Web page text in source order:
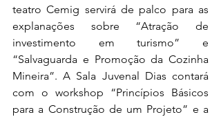
teatro Cemig servirá de palco para as
explanações sobre “Atração de
investimento em turismo” e
“Salvaguarda e Promoção da Cozinha
Mineira”. A Sala Juvenal Dias contará
com o workshop “Princípios Básicos
para a Construção de um Projeto” e a